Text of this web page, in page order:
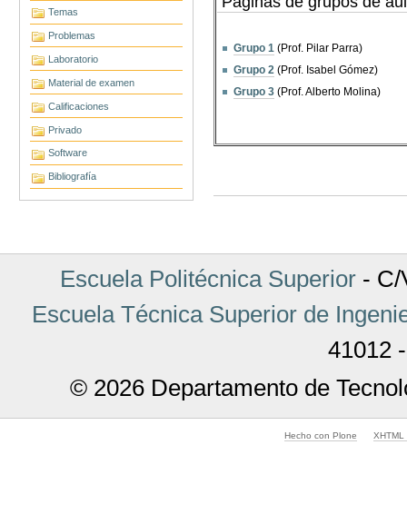
Temas
Problemas
Laboratorio
Material de examen
Calificaciones
Privado
Software
Bibliografía
Grupo 1 (Prof. Pilar Parra)
Grupo 2 (Prof. Isabel Gómez)
Grupo 3 (Prof. Alberto Molina)
Escuela Politécnica Superior- C/
Escuela Técnica Superior de
41012
© 2026 Departamento de
Hecho con Plone XHTML